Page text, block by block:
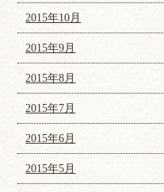
2015年10月
2015年9月
2015年8月
2015年7月
2015年6月
2015年5月